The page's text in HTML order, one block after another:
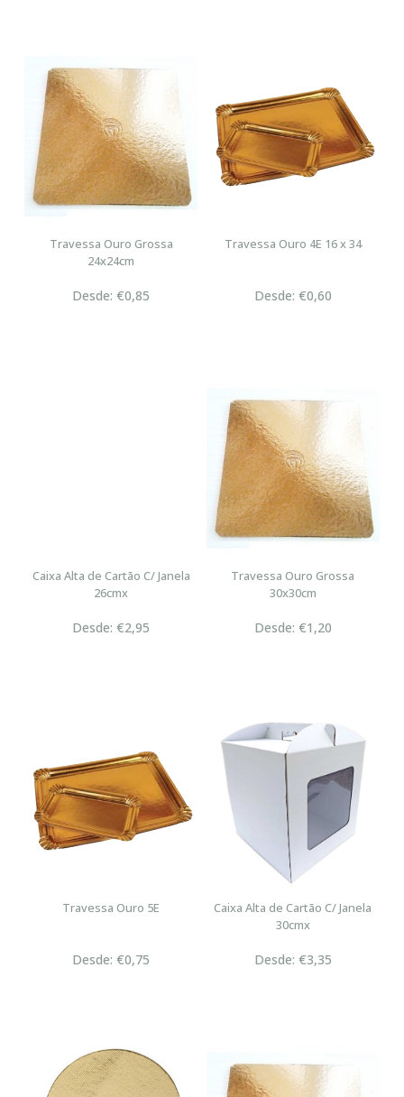
Travessa Ouro Grossa
24x24cm
Desde: €0,85
Travessa Ouro 4E 16 x 34
Desde: €0,60
Caixa Alta de Cartão C/ Janela
26cmx
Desde: €2,95
Travessa Ouro Grossa
30x30cm
Desde: €1,20
Travessa Ouro 5E
Desde: €0,75
Caixa Alta de Cartão C/ Janela
30cmx
Desde: €3,35